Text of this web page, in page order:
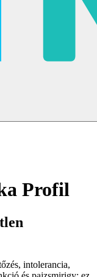
Profil
intolerancia,